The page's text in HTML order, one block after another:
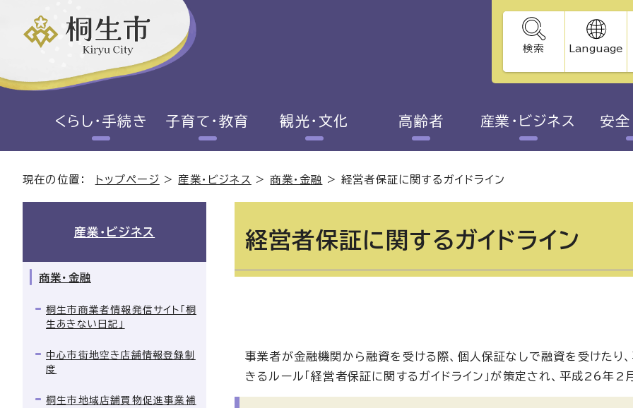
検索 Language
くらし・手続き 子育て・教育 観光・文化 高齢者 産業・ビジネス 安全
現在の位置： トップページ > 産業・ビジネス >商業・金融 >経営者保証に関するガイドライン
経営者保証に関するガイドライン
事業者が金融機関から融資を受ける際、個人保証なしで融資を受けたり
きるルール「経営者保証に関するガイドライン」が策定され、平成26年2
産業・ビジネス
商業・金融
桐生市商業者情報発信サイト「桐
生あきない日記」
中心市街地空き店舗情報登録制
度
桐生市地域店舗買物促進事業補